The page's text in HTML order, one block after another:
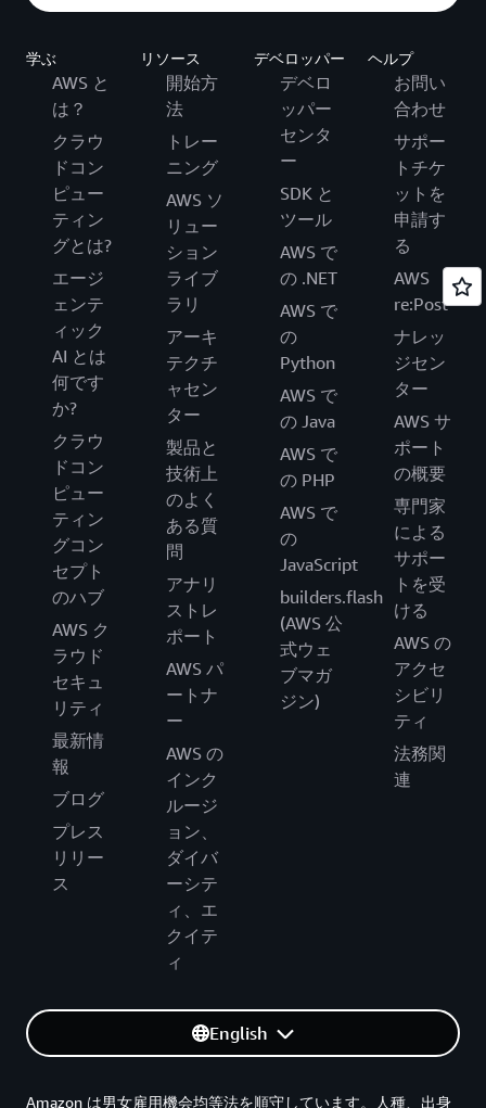
学ぶ
AWS と
は？
クラウ
ドコン
ピュー
ティン
グとは?
エージ
ェンテ
ィック
AI とは
何です
か?
クラウ
ドコン
ピュー
ティン
グコン
セプト
のハブ
AWS ク
ラウド
セキュ
リティ
最新情
報
ブログ
プレス
リリー
ス
リソース
開始方
法
トレー
ニング
AWS ソ
リュー
ション
ライブ
ラリ
アーキ
テクチ
ャセン
ター
製品と
技術上
のよく
ある質
問
アナリ
ストレ
ポート
AWS パ
ートナ
ー
AWS の
インク
ルージ
ョン、
ダイバ
ーシテ
ィ、エ
クイテ
ィ
デベロッパー
デベロ
ッパー
センタ
ー
SDK と
ツール
AWS で
の .NET
AWS で
の
Python
AWS で
の Java
AWS で
の PHP
AWS で
の
JavaScript
builders.flash
(AWS 公
式ウェ
ブマガ
ジン)
ヘルプ
お問い
合わせ
サポー
トチケ
ットを
申請す
る
AWS
re:Post
ナレッ
ジセン
ター
AWS サ
ポート
の概要
専門家
による
サポー
トを受
ける
AWS の
アクセ
シビリ
ティ
法務関
連
English
Amazon は男女雇用機会均等法を順守しています。人種、出身